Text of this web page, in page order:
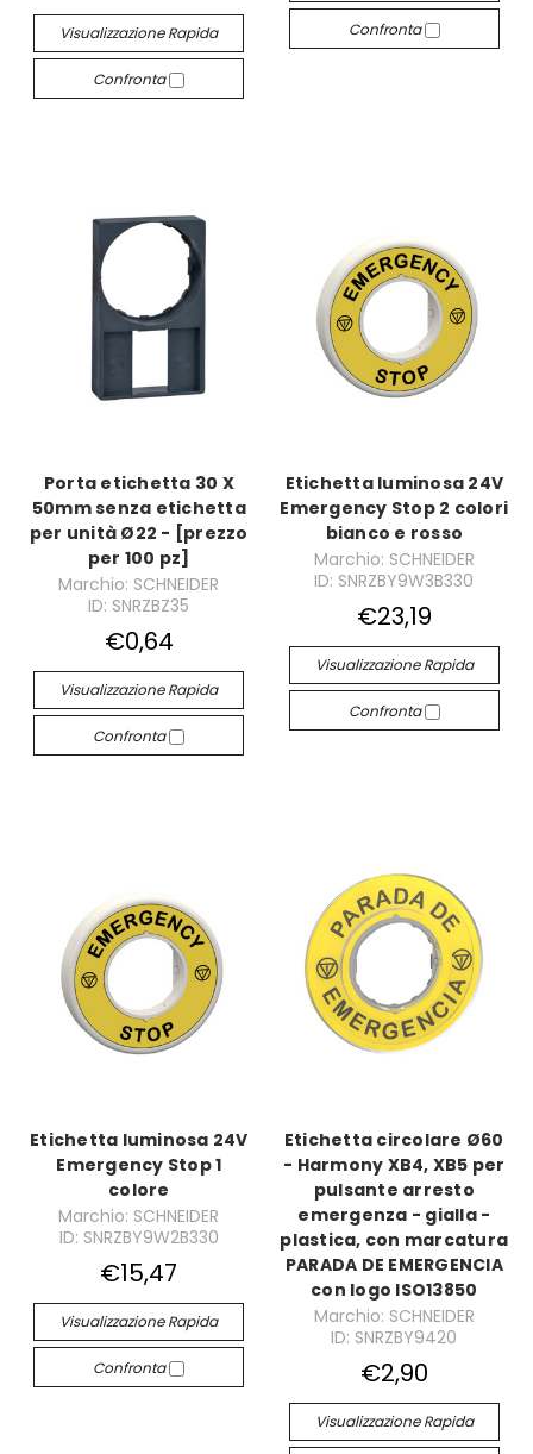
Visualizzazione Rapida
Confronta
Confronta
Porta etichetta 30 X
50mm senza etichetta
per unità Ø22 - [prezzo
per 100 pz]
Marchio: SCHNEIDER
ID: SNRZBZ35
€0,64
Visualizzazione Rapida
Confronta
Etichetta luminosa 24V
Emergency Stop 2 colori
bianco e rosso
Marchio: SCHNEIDER
ID: SNRZBY9W3B330
€23,19
Visualizzazione Rapida
Confronta
Etichetta luminosa 24V
Emergency Stop 1
colore
Marchio: SCHNEIDER
ID: SNRZBY9W2B330
€15,47
Visualizzazione Rapida
Confronta
Etichetta circolare Ø60
- Harmony XB4, XB5 per
pulsante arresto
emergenza - gialla -
plastica, con marcatura
PARADA DE EMERGENCIA
con logo ISO13850
Marchio: SCHNEIDER
ID: SNRZBY9420
€2,90
Visualizzazione Rapida